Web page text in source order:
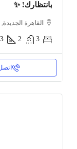
بانتظارك! ✨
القاهرة
3
2